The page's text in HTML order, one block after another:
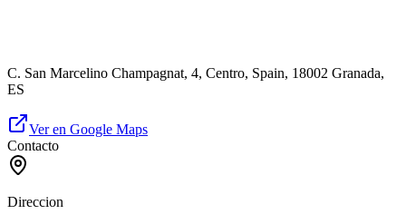
C. San Marcelino Champagnat, 4, Centro, Spain, 18002 Granada,
ES
Ver en Google Maps
Contacto
Direccion